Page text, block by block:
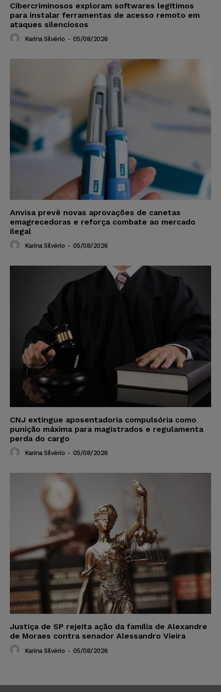
Cibercriminosos exploram softwares legítimos
para instalar ferramentas de acesso remoto em
ataques silenciosos
Karina Silvério - 05/08/2026
Anvisa prevê novas aprovações de canetas
emagrecedoras e reforça combate ao mercado
ilegal
Karina Silvério - 05/08/2026
CNJ extingue aposentadoria compulsória como
punição máxima para magistrados e regulamenta
perda do cargo
Karina Silvério - 05/08/2026
Justiça de SP rejeita ação da família de Alexandre
de Moraes contra senador Alessandro Vieira
Karina Silvério - 05/08/2026